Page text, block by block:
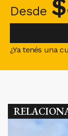
Desde $
¿Ya tenés una